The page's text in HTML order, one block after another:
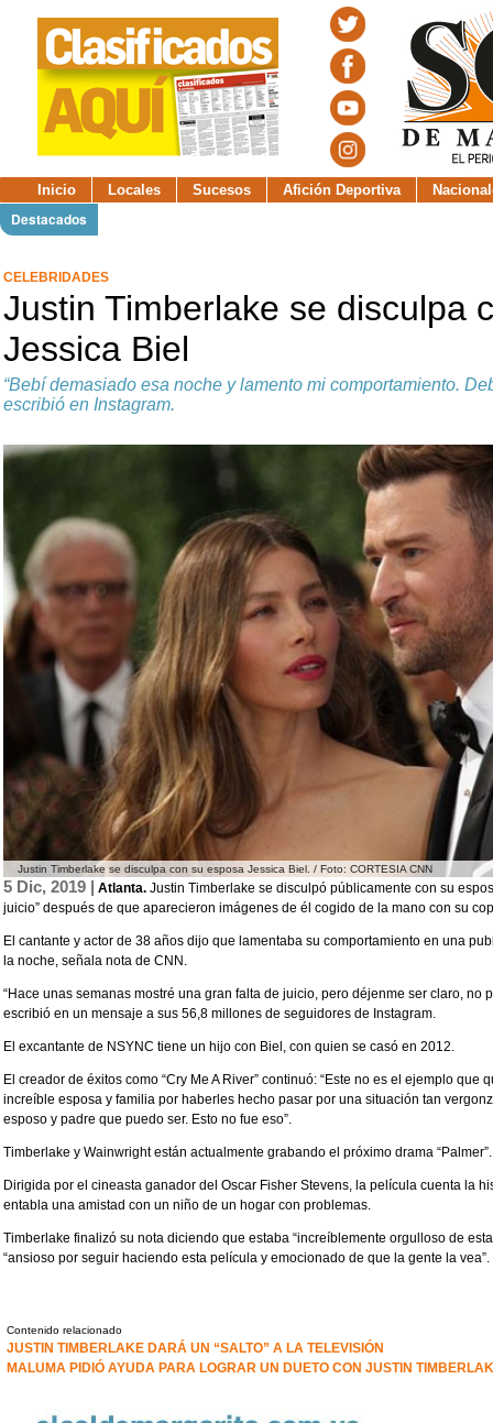
Inicio Locales Sucesos Afición Deportiva
Destacados
CELEBRIDADES
Justin Timberlake se disculpa
Jessica Biel
“Bebí demasiado esa noche y lamento mi comportamiento.
escribió en Instagram.
Justin Timberlake se disculpa con su esposa Jessica Biel. / Foto: CORTESIA CNN
5 Dic, 2019 | Atlanta. Justin Timberlake se disculpó públicamente con su
juicio” después de que aparecieron imágenes de él cogido de la mano con su
El cantante y actor de 38 años dijo que lamentaba su comportamiento en una
la noche, señala nota de CNN.
“Hace unas semanas mostré una gran falta de juicio, pero déjenme ser claro, no
escribió en un mensaje a sus 56,8 millones de seguidores de Instagram.
El excantante de NSYNC tiene un hijo con Biel, con quien se casó en 2012.
El creador de éxitos como “Cry Me A River” continuó: “Este no es el ejemplo
increíble esposa y familia por haberles hecho pasar por una situación tan
esposo y padre que puedo ser. Esto no fue eso”.
Timberlake y Wainwright están actualmente grabando el próximo drama “Palmer”.
Dirigida por el cineasta ganador del Oscar Fisher Stevens, la película cuenta la
entabla una amistad con un niño de un hogar con problemas.
Timberlake finalizó su nota diciendo que estaba “increíblemente orgulloso de
“ansioso por seguir haciendo esta película y emocionado de que la gente la vea”.
Contenido relacionado
JUSTIN TIMBERLAKE DARÁ UN “SALTO” A LA TELEVISIÓN
MALUMA PIDIÓ AYUDA PARA LOGRAR UN DUETO CON JUSTIN